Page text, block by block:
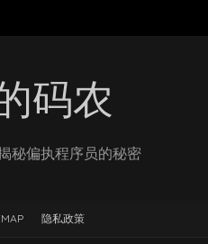
码农
秘偏执程序员的秘密
隐私政策